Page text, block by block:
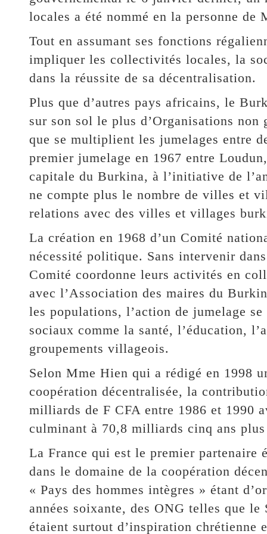
locales a été nommé en la personne de
Tout en assumant ses fonctions
impliquer les collectivités locales, la
dans la réussite de sa décentralisation.
Plus que d’autres pays africains, le
sur son sol le plus d’Organisations non
que se multiplient les jumelages entre
premier jumelage en 1967 entre
capitale du Burkina, à l’initiative de
ne compte plus le nombre de villes et
relations avec des villes et villages
La création en 1968 d’un Comité
nécessité politique. Sans intervenir
Comité coordonne leurs activités en
avec l’Association des maires du
les populations, l’action de jumelage
sociaux comme la santé, l’éducation,
groupements villageois.
Selon Mme Hien qui a rédigé en 1998
coopération décentralisée, la
milliards de F CFA entre 1986 et 1990
culminant à 70,8 milliards cinq ans
La France qui est le premier partenaire
dans le domaine de la coopération
« Pays des hommes intègres » étant
années soixante, des ONG telles que
étaient surtout d’inspiration chrétienne